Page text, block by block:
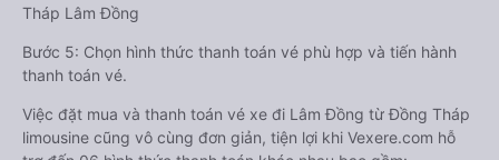
Tháp Lâm Đồng
Bước 5: Chọn hình thức thanh toán vé phù hợp và tiến hành
thanh toán vé.
Việc đặt mua và thanh toán vé xe đi Lâm Đồng từ Đồng Tháp
limousine cũng vô cùng đơn giản, tiện lợi khi Vexere.com hỗ